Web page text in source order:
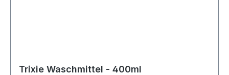
Trixie Waschmittel - 400ml